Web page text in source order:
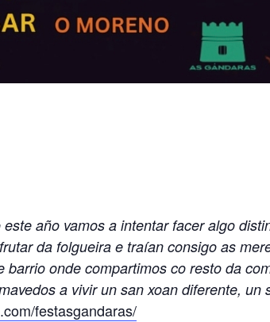
año vamos a intentar facer algo
da folgueira e traían consigo as
onde compartimos co resto da
a vivir un san xoan diferente, un
festasgandaras/